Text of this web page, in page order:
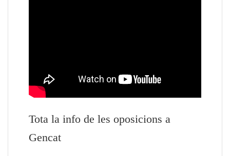
Tota la info de les oposicions a
Gencat